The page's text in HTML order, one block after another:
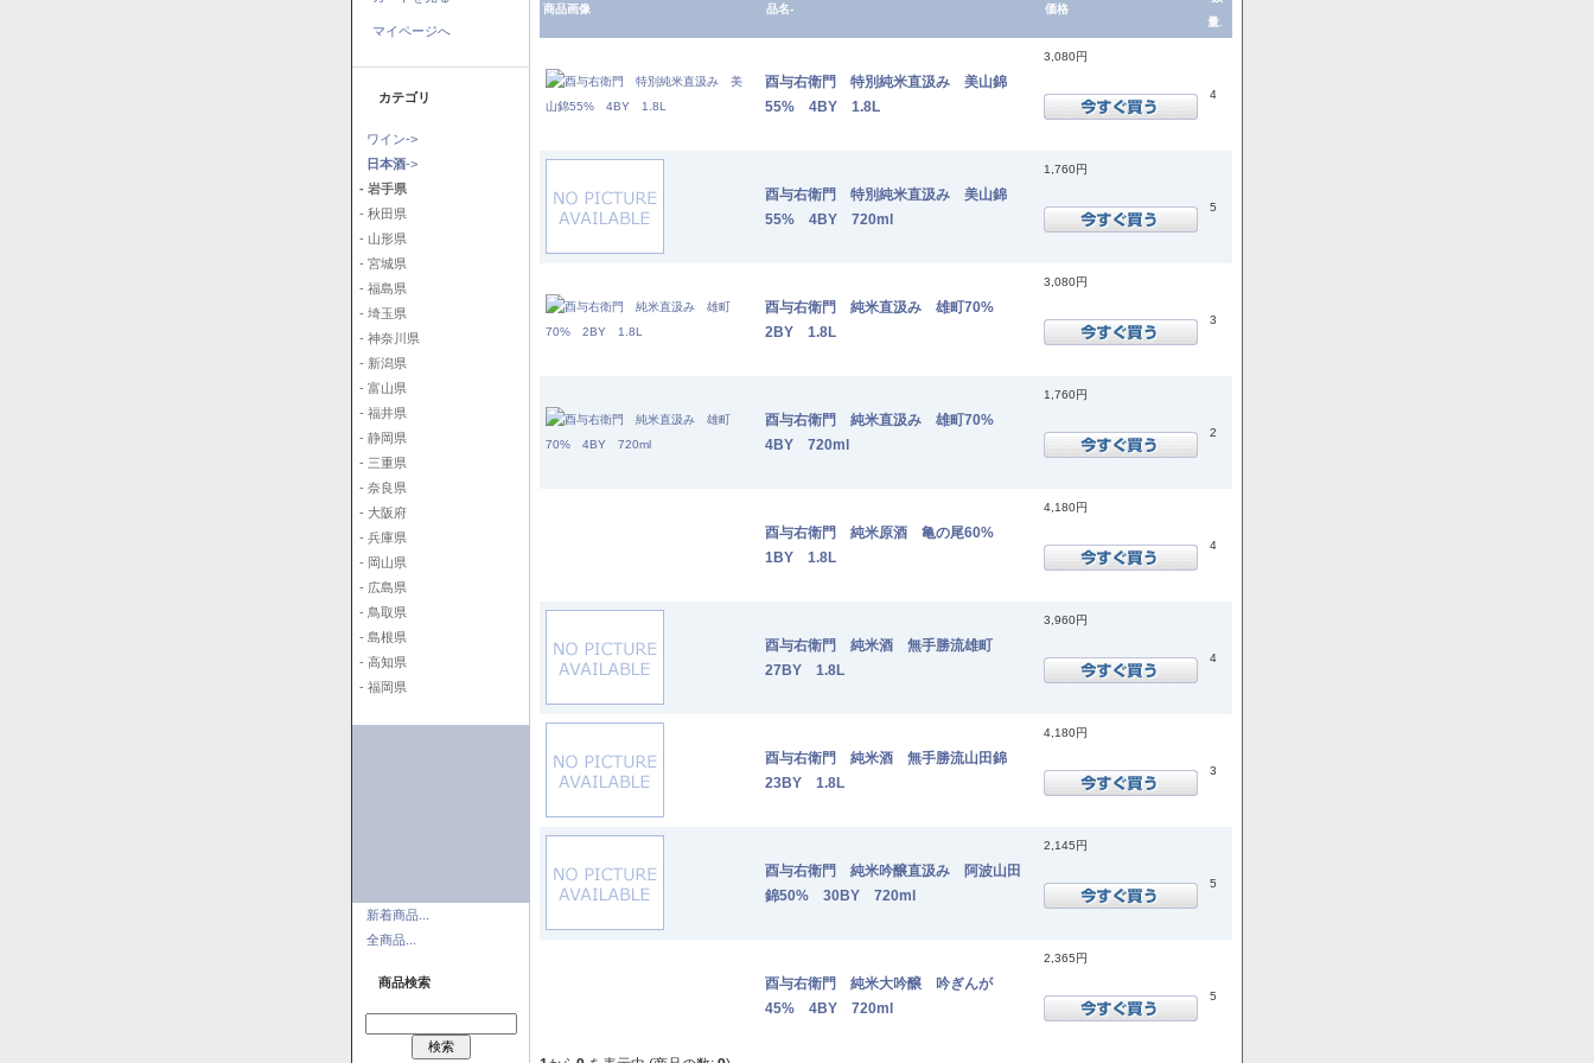
マイページへ
カテゴリ
ワイン->
日本酒->
- 岩手県
- 秋田県
- 山形県
- 宮城県
- 福島県
- 埼玉県
- 神奈川県
- 新潟県
- 富山県
- 福井県
- 静岡県
- 三重県
- 奈良県
- 大阪府
- 兵庫県
- 岡山県
- 広島県
- 鳥取県
- 島根県
- 高知県
- 福岡県
新着商品...
全商品...
商品検索
商品画像 品名- 価格
量.
酉与右衛門 特別純米直汲み 美山錦
55% 4BY 1.8L
3,080円
4
酉与右衛門 特別純米直汲み 美山錦
55% 4BY 720ml
1,760円
5
酉与右衛門 純米直汲み 雄町70%
2BY 1.8L
3,080円
3
酉与右衛門 純米直汲み 雄町70%
4BY 720ml
1,760円
2
酉与右衛門 純米原酒 亀の尾60%
1BY 1.8L
4,180円
4
酉与右衛門 純米酒 無手勝流雄町
27BY 1.8L
3,960円
4
酉与右衛門 純米酒 無手勝流山田錦
23BY 1.8L
4,180円
3
酉与右衛門 純米吟醸直汲み 阿波山田
錦50% 30BY 720ml
2,145円
5
酉与右衛門 純米大吟醸 吟ぎんが
45% 4BY 720ml
2,365円
5